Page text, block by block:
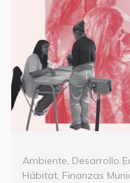
Categorías
Ambiente, Desarrollo
Hábitat, Finanzas